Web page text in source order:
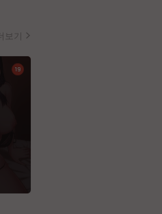
더보기